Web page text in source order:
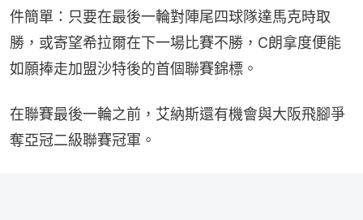
件簡單：只要在最後一輪對陣尾四球隊達馬克時取
勝，或寄望希拉爾在下一場比賽不勝，C朗拿度便能
如願捧走加盟沙特後的首個聯賽錦標。
在聯賽最後一輪之前，艾納斯還有機會與大阪飛腳爭
奪亞冠二級聯賽冠軍。